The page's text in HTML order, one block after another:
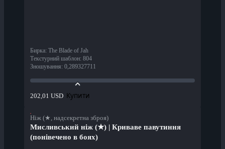
Бирка: The Blade of Jah
Текстурний шаблон: 804
Зношування: 0,289327711
202,01 USD Купити
Ніж (★, надсекретна зброя)
Мисливський ніж (★) | Криваве павутиння
(понівечено в боях)